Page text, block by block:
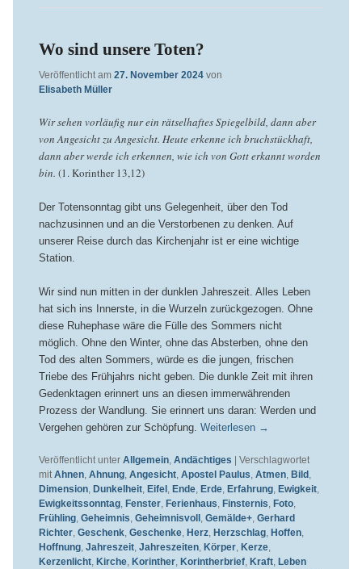
Wo sind unsere Toten?
Veröffentlicht am 27. November 2024 von
Elisabeth Müller
Wir sehen vorläufig nur ein rätselhaftes Spiegelbild, dann aber
von Angesicht zu Angesicht. Heute erkenne ich bruchstückhaft,
dann aber werde ich erkennen, wie ich von Gott erkannt worden
bin. (1. Korinther 13,12)
Der Totensonntag gibt uns Gelegenheit, über den Tod
nachzusinnen und an die Verstorbenen zu denken. Auf
unserer Reise durch das Kirchenjahr ist er eine wichtige
Station.
Wir sind nun mitten in der dunklen Jahreszeit. Alles Leben
hat sich ins Innerste, in die Wurzeln zurückgezogen. Ohne
diese Ruhephase wäre die Fülle des Sommers nicht
möglich. Ohne den Winter, ohne das Absterben, ohne den
Tod des alten Sommers, würde es die jungen, frischen
Triebe des Frühjahrs nicht geben. Die dunkle Zeit mit ihren
Gedenktagen erinnert uns an diesen immerwährenden
Prozess der Wandlung. Sie erinnert uns daran: Werden und
Vergehen gehören zur Schöpfung. Weiterlesen →
Veröffentlicht unter Allgemein, Andächtiges
Verschlagwortet
mit Ahnen, Ahnung, Angesicht, Apostel Paulus, Atmen, Bild ,
Dimension, Dunkelheit, Eifel , Ende, Erde, Erfahrung, Ewigkeit,
Ewigkeitssonntag, Fenster, Ferienhaus, Finsternis, Foto,
Frühling, Geheimnis, Geheimnisvoll , Gemälde+, Gerhard
Richter, Geschenk, Geschenke, Herz, Herzschlag, Hoffen,
Hoffnung, Jahreszeit, Jahreszeiten, Körper, Kerze,
Kerzenlicht, Kirche, Korinther, Korintherbrief, Kraft, Leben